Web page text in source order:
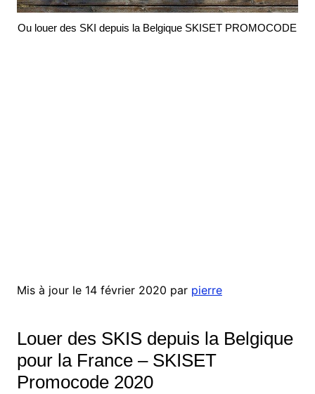
Ou louer des SKI depuis la Belgique SKISET PROMOCODE
Mis à jour le 14 février 2020 par pierre
Louer des SKIS depuis la Belgique
pour la France – SKISET
Promocode 2020